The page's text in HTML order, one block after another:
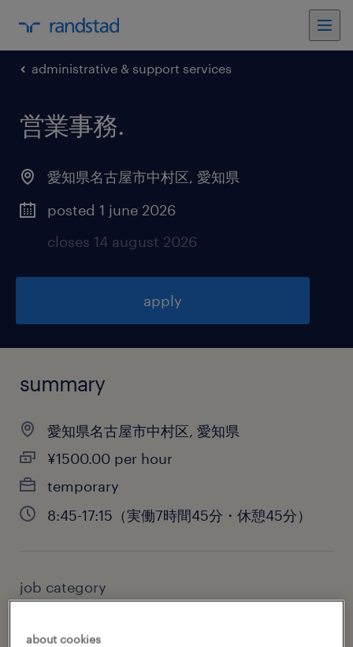
administrative & support services
営業事務.
愛知県名古屋市中村区, 愛知県
posted 1 june 2026
closes 14 august 2026
apply
summary
愛知県名古屋市中村区, 愛知県
¥1500.00 per hour
temporary
8:45-17:15（実働7時間45分・休憩45分）
job category
about cookies